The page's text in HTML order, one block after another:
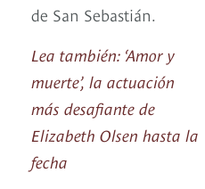
de San Sebastián.
Lea también: ‘Amor y
muerte’, la actuación
más desafiante de
Elizabeth Olsen hasta la
fecha